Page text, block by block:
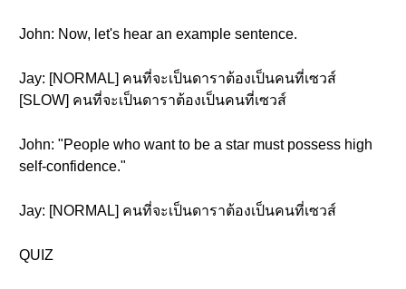
John: Now, let's hear an example sentence.
Jay: [NORMAL] คนที่จะเป็นดาราต้องเป็นคนที่เซวส์
[SLOW] คนที่จะเป็นดาราต้องเป็นคนที่เซวส์
John: "People who want to be a star must possess high
self-confidence."
Jay: [NORMAL] คนที่จะเป็นดาราต้องเป็นคนที่เซวส์
QUIZ